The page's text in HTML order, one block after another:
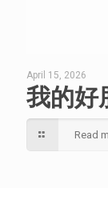
April 15, 2026
我的好
Read